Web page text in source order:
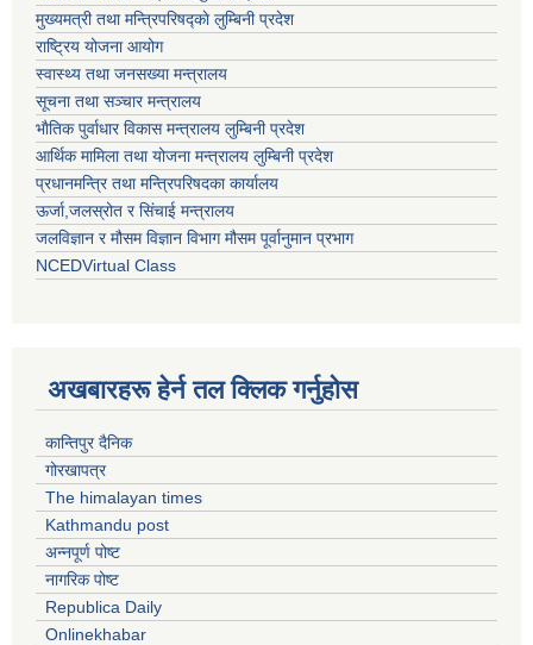
मुख्यमत्री तथा मन्त्रिपरिषद्काे लुम्बिनी प्रदेश
राष्ट्रिय योजना आयोग
स्वास्थ्य तथा जनसख्या मन्त्रालय
सूचना तथा सञ्चार मन्त्रालय
भाैतिक पुर्वाधार विकास मन्त्रालय लुम्बिनी प्रदेश
आर्थिक मामिला तथा योजना मन्त्रालय लुम्बिनी प्रदेश
प्रधानमन्त्रि तथा मन्त्रिपरिषदका कार्यालय
ऊर्जा,जलस्रोत र सिंचाई मन्त्रालय
जलविज्ञान र मौसम विज्ञान विभाग मौसम पूर्वानुमान प्रभाग
NCEDVirtual Class
अखबारहरू हेर्न तल क्लिक गर्नुहोस
कान्तिपुर दैनिक
गोरखापत्र
The himalayan times
Kathmandu post
अन्नपूर्ण पोष्ट
नागरिक पोष्ट
Republica Daily
Onlinekhabar